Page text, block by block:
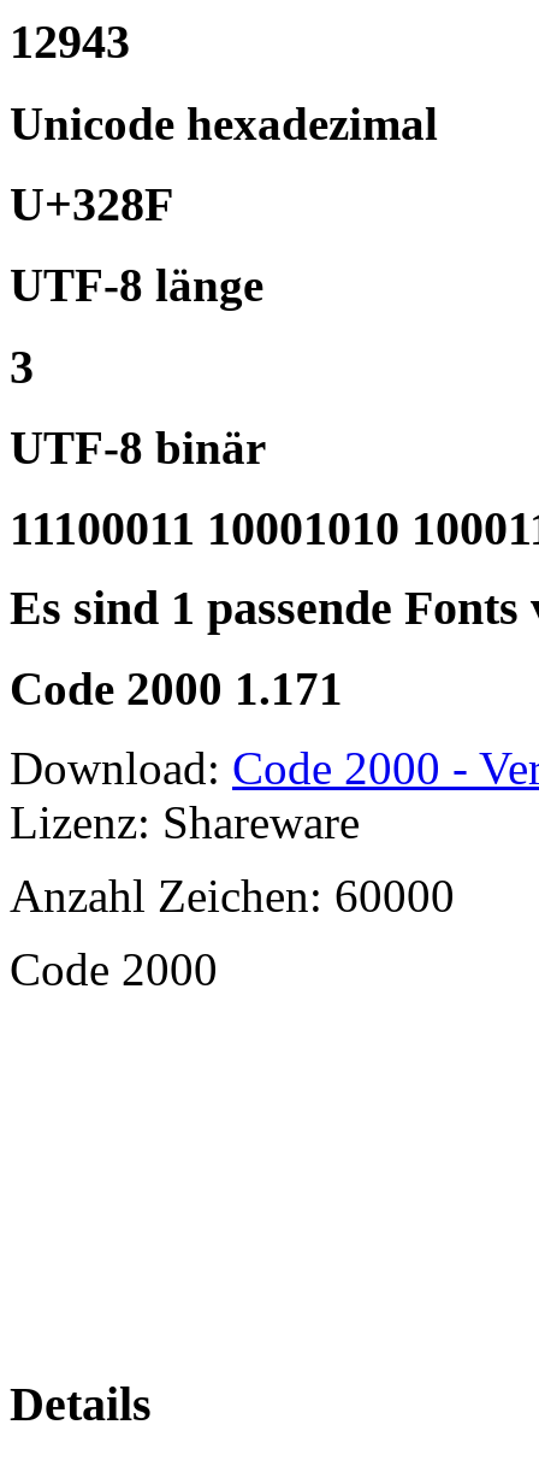
12943
Unicode hexadezimal
U+328F
UTF-8 länge
3
UTF-8 binär
11100011 10001010
Es sind 1 passende
Code 2000 1.171
Download: Code 2000 -
Lizenz: Shareware
Anzahl Zeichen: 60000
Code 2000
Details